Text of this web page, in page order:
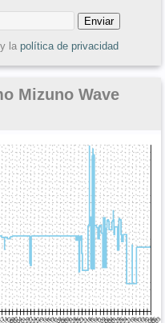
la política de privacidad
Mizuno Wave